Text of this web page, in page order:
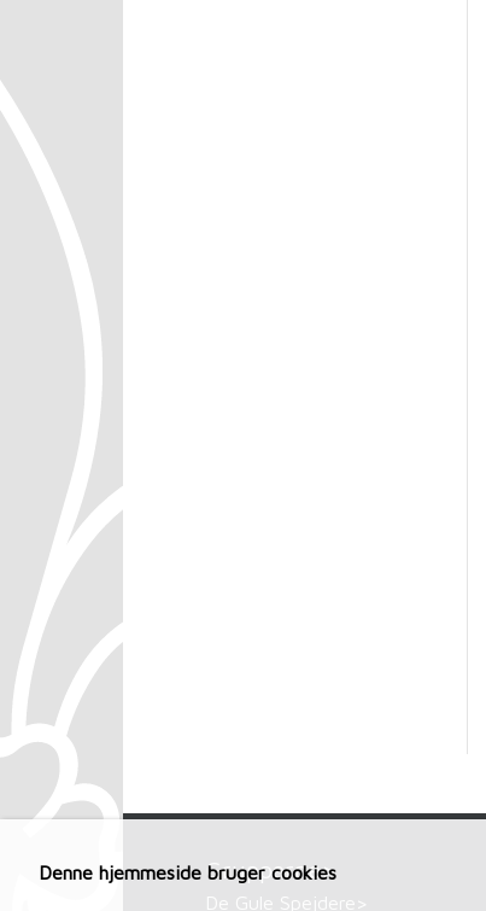
Grupperne>
De Gule Spejdere>
Denne hjemmeside bruger cookies